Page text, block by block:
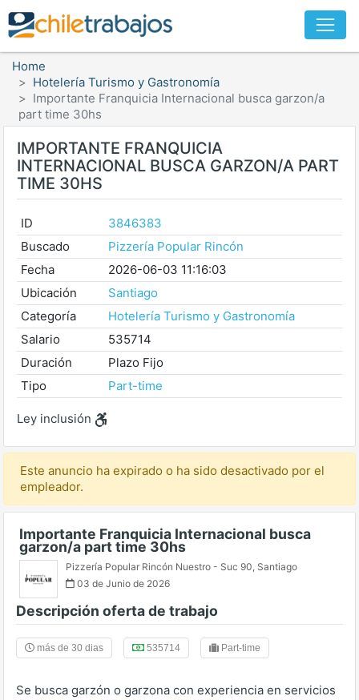
Home
Hotelería Turismo y Gastronomía
Importante Franquicia Internacional busca garzon/a
part time 30hs
IMPORTANTE FRANQUICIA
INTERNACIONAL BUSCA GARZON/A PART
TIME 30HS
ID
3846383
Buscado
Pizzería Popular Rincón
Fecha
2026-06-03 11:16:03
Ubicación
Santiago
Categoría
Hotelería Turismo y Gastronomía
Salario
535714
Duración
Plazo Fijo
Tipo
Part-time
Ley inclusión
Este anuncio ha expirado o ha sido desactivado por el
empleador.
Importante Franquicia Internacional busca
garzon/a part time 30hs
Pizzería Popular Rincón Nuestro - Suc 90, Santiago
03 de Junio de 2026
Descripción oferta de trabajo
más de 30 dias 535714 Part-time
Se busca garzón o garzona con experiencia en servicios